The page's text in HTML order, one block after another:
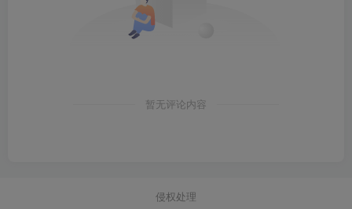
暂无评论内容
侵权处理